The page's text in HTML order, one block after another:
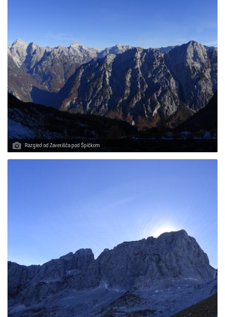
Razgled od Zavetišča pod Špičkom